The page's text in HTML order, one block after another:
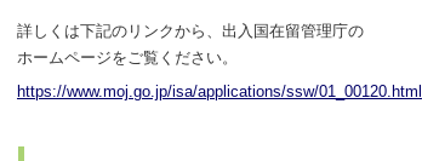
詳しくは下記のリンクから、出入国在留管理庁の
ホームページをご覧ください。
https://www.moj.go.jp/isa/applications/ssw/01_00120.html